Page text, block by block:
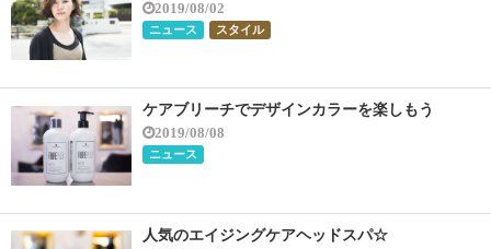
2019/08/02
ニュース スタイル
ケアブリーチでデザインカラーを楽しもう
2019/08/08
ニュース
人気のエイジングケアヘッドスパ☆